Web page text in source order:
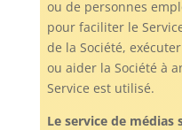
ou de personnes
pour faciliter le
de la Société,
ou aider la Société à
Service est utilisé.
Le service de médias